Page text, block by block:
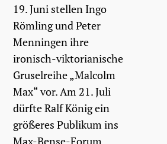
19. Juni stellen Ingo
Römling und Peter
Menningen ihre
ironisch-viktorianische
Gruselreihe „Malcolm
Max“ vor. Am 21. Juli
dürfte Ralf König ein
größeres Publikum ins
Max-Bense-Forum